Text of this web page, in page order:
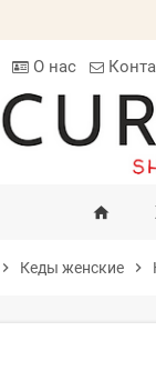
О нас
home
chevron_right Кеды женские chevron_right